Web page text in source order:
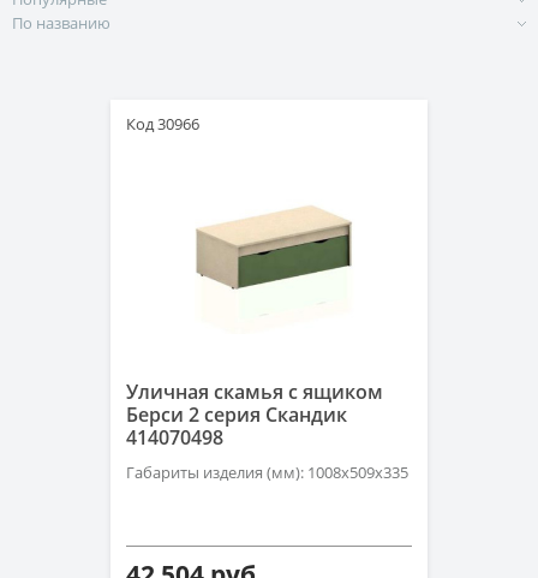
По названию
Код 30966
Уличная скамья с ящиком
Берси 2 серия Скандик
414070498
Габариты изделия (мм): 1008х509х335